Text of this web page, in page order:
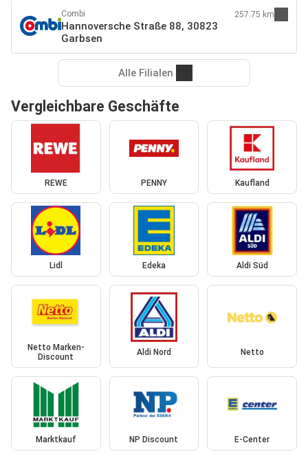
Combi
Hannoversche Straße 88, 30823
Garbsen
257.75 km
Alle Filialen
Vergleichbare Geschäfte
REWE PENNY Kaufland
Lidl Edeka Aldi Süd
Netto Marken-
Discount
Aldi Nord Netto
Marktkauf NP Discount E-Center